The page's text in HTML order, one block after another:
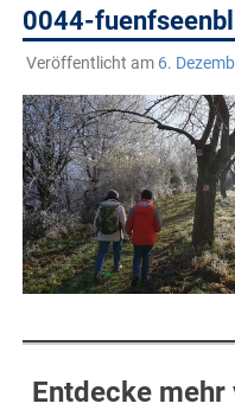
0044-
Veröffentlicht am 6.
Entdecke